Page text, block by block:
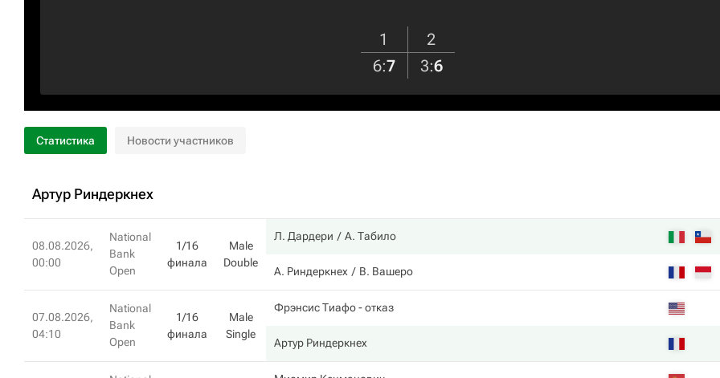
1
2
6:7 3:6
Статистика Новости участников
Артур Риндеркнех
08.08.2026,
00:00
National
Bank
Open
1/16
финала
Male
Double
Л. Дардери А. Табило
А. Риндеркнех В. Вашеро
07.08.2026,
04:10
National
Bank
Open
1/16
финала
Male
Single
Фрэнсис Тиафо- отказ
Артур Риндеркнех